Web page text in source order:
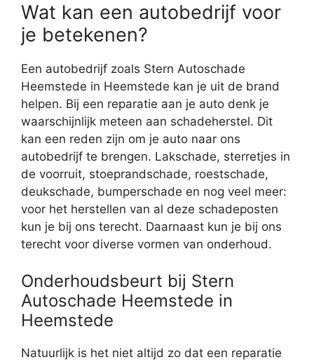
Wat kan een autobedrijf voor
je betekenen?
Een autobedrijf zoals Stern Autoschade
Heemstede in Heemstede kan je uit de brand
helpen. Bij een reparatie aan je auto denk je
waarschijnlijk meteen aan schadeherstel. Dit
kan een reden zijn om je auto naar ons
autobedrijf te brengen. Lakschade, sterretjes in
de voorruit, stoeprandschade, roestschade,
deukschade, bumperschade en nog veel meer:
voor het herstellen van al deze schadeposten
kun je bij ons terecht. Daarnaast kun je bij ons
terecht voor diverse vormen van onderhoud.
Onderhoudsbeurt bij Stern
Autoschade Heemstede in
Heemstede
Natuurlijk is het niet altijd zo dat een reparatie